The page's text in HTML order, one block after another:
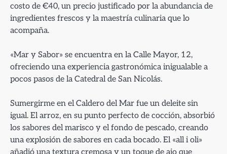
costo de €40, un precio justificado por la abundancia de
ingredientes frescos y la maestría culinaria que lo
acompaña.
«Mar y Sabor» se encuentra en la Calle Mayor, 12,
ofreciendo una experiencia gastronómica inigualable a
pocos pasos de la Catedral de San Nicolás.
Sumergirme en el Caldero del Mar fue un deleite sin
igual. El arroz, en su punto perfecto de cocción, absorbió
los sabores del marisco y el fondo de pescado, creando
una explosión de sabores en cada bocado. El «all i oli»